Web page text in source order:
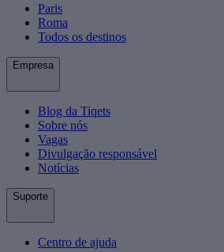
Paris
Roma
Todos os destinos
Empresa
Blog da Tiqets
Sobre nós
Vagas
Divulgação responsável
Notícias
Suporte
Centro de ajuda